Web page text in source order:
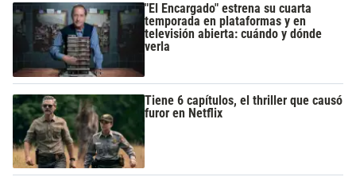
"El Encargado" estrena su cuarta
temporada en plataformas y en
televisión abierta: cuándo y dónde
verla
Tiene 6 capítulos, el thriller que causó
furor en Netflix